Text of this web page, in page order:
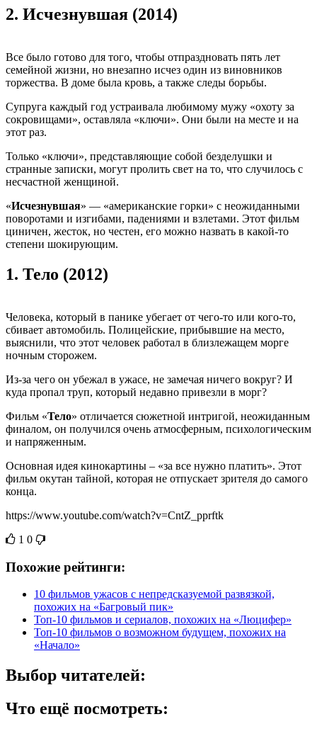
2. Исчезнувшая (2014)
Все было готово для того, чтобы отпраздновать пять лет
семейной жизни, но внезапно исчез один из виновников
торжества. В доме была кровь, а также следы борьбы.
Супруга каждый год устраивала любимому мужу «охоту за
сокровищами», оставляла «ключи». Они были на месте и на
этот раз.
Только «ключи», представляющие собой безделушки и
странные записки, могут пролить свет на то, что случилось с
несчастной женщиной.
«Исчезнувшая» — «американские горки» с неожиданными
поворотами и изгибами, падениями и взлетами. Этот фильм
циничен, жесток, но честен, его можно назвать в какой-то
степени шокирующим.
1. Тело (2012)
Человека, который в панике убегает от чего-то или кого-то,
сбивает автомобиль. Полицейские, прибывшие на место,
выяснили, что этот человек работал в близлежащем морге
ночным сторожем.
Из-за чего он убежал в ужасе, не замечая ничего вокруг? И
куда пропал труп, который недавно привезли в морг?
Фильм «Тело» отличается сюжетной интригой, неожиданным
финалом, он получился очень атмосферным, психологическим
и напряженным.
Основная идея кинокартины – «за все нужно платить». Этот
фильм окутан тайной, которая не отпускает зрителя до самого
конца.
https://www.youtube.com/watch?v=CntZ_pprftk
1 0
Похожие рейтинги:
10 фильмов ужасов с непредсказуемой развязкой,
похожих на «Багровый пик»
Топ-10 фильмов и сериалов, похожих на «Люцифер»
Топ-10 фильмов о возможном будущем, похожих на
«Начало»
Выбор читателей:
Что ещё посмотреть: